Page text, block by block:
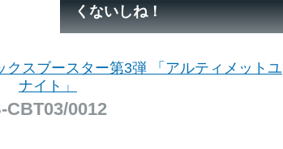
くないしね！
クスブースター第3弾 「アルティメットユ
ナイト」
CBT03/0012